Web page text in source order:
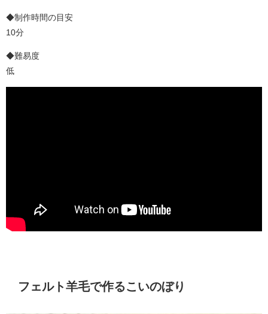
◆制作時間の目安
10分
◆難易度
低
フェルト羊毛で作るこいのぼり